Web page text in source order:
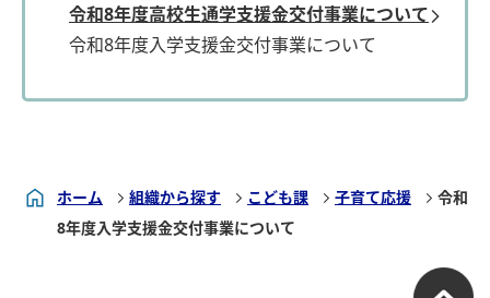
令和8年度高校生通学支援金交付事業について
令和8年度入学支援金交付事業について
ホーム 組織から探す こども課 子育て応援
令和
8年度入学支援金交付事業について